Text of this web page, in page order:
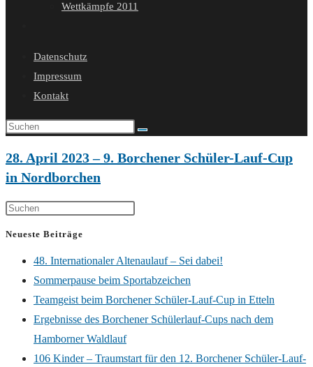
Wettkämpfe 2011
umschalten
Datenschutz
Impressum
Kontakt
28. April 2023 – 9. Borchener Schüler-Lauf-Cup
in Nordborchen
Neueste Beiträge
48. Internationaler Altenaulauf – Sei dabei!
Sommerpause beim Sportabzeichen
Teamgeist beim Borchener Schüler-Lauf-Cup in Etteln
Ergebnisse des Borchener Schülerlauf-Cups nach dem
Hamborner Waldlauf
106 Kinder – Traumstart für den 12. Borchener Schüler-Lauf-